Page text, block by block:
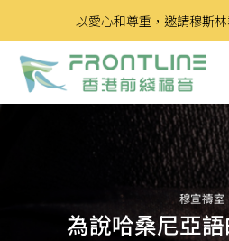
to
content
以愛心和尊重，邀請穆斯
穆宣禱室
為說哈桑尼亞